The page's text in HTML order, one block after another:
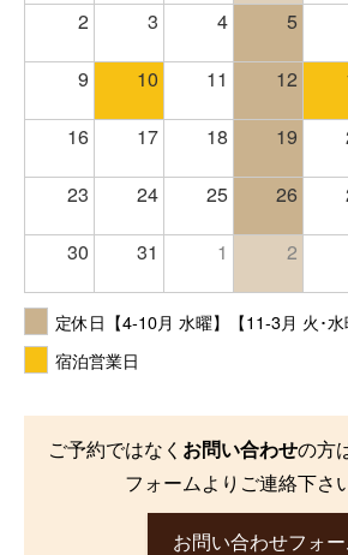
2 3 4 5
9 10 11 12
16 17 18 19
23 24 25 26
30 31 1 2
定休日【4-10月 水曜】【11-3月 火･水
宿泊営業日
ご予約ではなく お問い合わせの方
フォームよりご連絡下さ
お問い合わせフォー